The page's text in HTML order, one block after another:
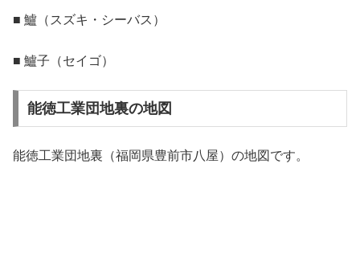
■ 鱸（スズキ・シーバス）
■ 鱸子（セイゴ）
能徳工業団地裏の地図
能徳工業団地裏（福岡県豊前市八屋）の地図です。